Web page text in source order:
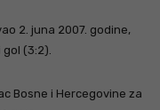
2. juna 2007. godine,
(3:2).
Bosne i Hercegovine za